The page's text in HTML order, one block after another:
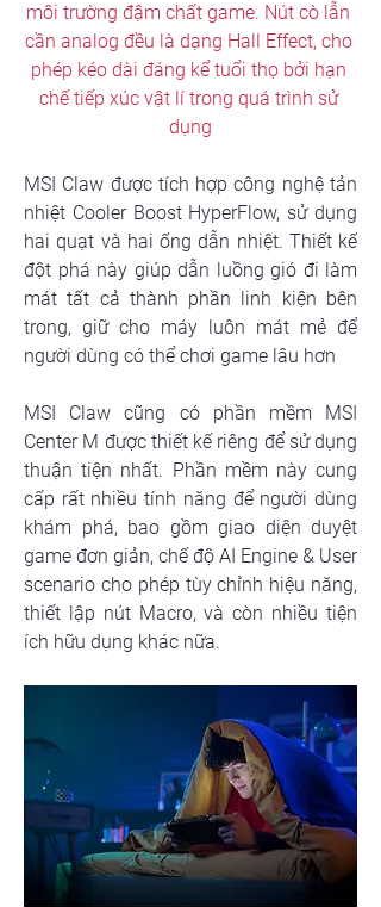
môi trường đậm chất game. Nút cò lẫn
cần analog đều là dạng Hall Effect, cho
phép kéo dài đáng kể tuổi thọ bởi hạn
chế tiếp xúc vật lí trong quá trình sử
dụng
MSI Claw được tích hợp công nghệ tản
nhiệt Cooler Boost HyperFlow, sử dụng
hai quạt và hai ống dẫn nhiệt. Thiết kế
đột phá này giúp dẫn luồng gió đi làm
mát tất cả thành phần linh kiện bên
trong, giữ cho máy luôn mát mẻ để
người dùng có thể chơi game lâu hơn
MSI Claw cũng có phần mềm MSI
Center M được thiết kế riêng để sử dụng
thuận tiện nhất. Phần mềm này cung
cấp rất nhiều tính năng để người dùng
khám phá, bao gồm giao diện duyệt
game đơn giản, chế độ AI Engine & User
scenario cho phép tùy chỉnh hiệu năng,
thiết lập nút Macro, và còn nhiều tiện
ích hữu dụng khác nữa.